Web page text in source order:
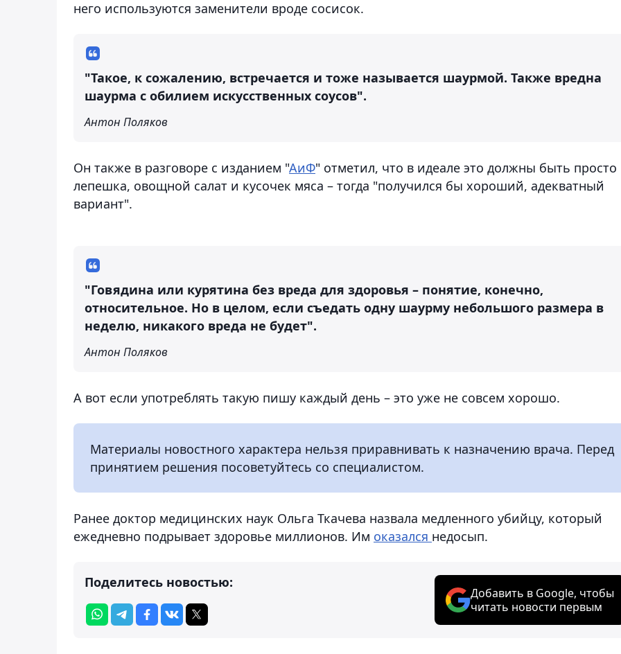
него используются заменители вроде сосисок.
"Такое, к сожалению, встречается и тоже называется шаурмой. Также вредна
шаурма с обилием искусственных соусов".
Антон Поляков
Он также в разговоре с изданием "АиФ" отметил, что в идеале это должны быть просто
лепешка, овощной салат и кусочек мяса – тогда "получился бы хороший, адекватный
вариант".
"Говядина или курятина без вреда для здоровья – понятие, конечно,
относительное. Но в целом, если съедать одну шаурму небольшого размера в
неделю, никакого вреда не будет".
Антон Поляков
А вот если употреблять такую пишу каждый день – это уже не совсем хорошо.
Материалы новостного характера нельзя приравнивать к назначению врача. Перед
принятием решения посоветуйтесь со специалистом.
Ранее доктор медицинских наук Ольга Ткачева назвала медленного убийцу, который
ежедневно подрывает здоровье миллионов. Им оказался недосып.
Поделитесь новостью:
Добавить в Google, чтобы
читать новости первым